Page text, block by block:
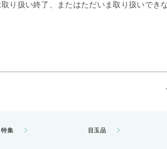
り扱い終了、またはただいま取り扱いでき
特集 目玉品